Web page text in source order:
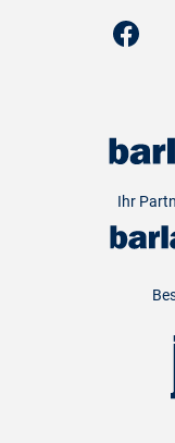
Ihr